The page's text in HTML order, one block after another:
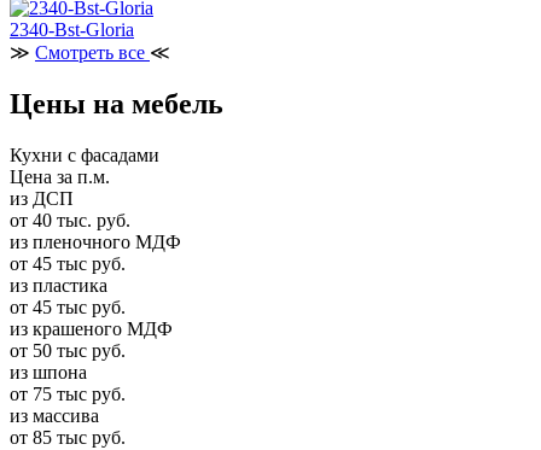
2340-Bst-Gloria
≫ Смотреть все ≪
Цены на мебель
Кухни с фасадами
Цена за п.м.
из ДСП
от 40 тыс. руб.
из пленочного МДФ
от 45 тыс руб.
из пластика
от 45 тыс руб.
из крашеного МДФ
от 50 тыс руб.
из шпона
от 75 тыс руб.
из массива
от 85 тыс руб.